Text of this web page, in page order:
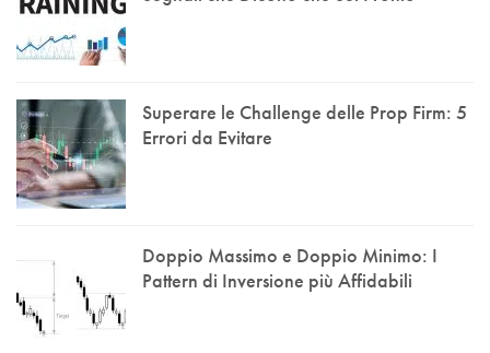
Superare le Challenge delle Prop Firm: 5
Errori da Evitare
Doppio Massimo e Doppio Minimo: I
Pattern di Inversione più Affidabili